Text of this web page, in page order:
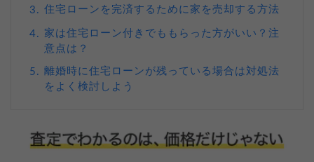
3. 住宅ローンを完済するために家を売却する方法
4. 家は住宅ローン付きでももらった方がいい？注
意点は？
5. 離婚時に住宅ローンが残っている場合は対処法
をよく検討しよう